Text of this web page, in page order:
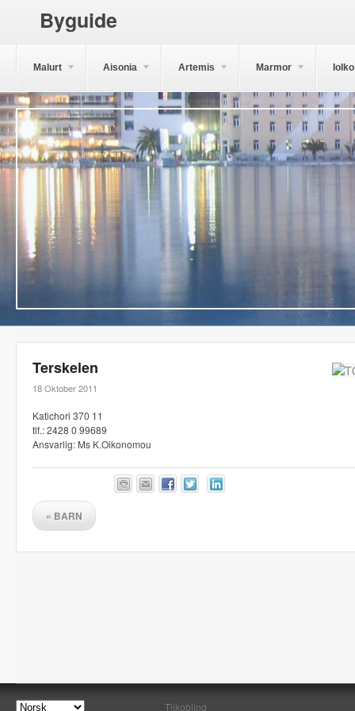
Byguide
Malurt Aisonia Artemis Marmor
Terskelen
18 Oktober 2011
Katichori 370 11
tlf.: 2428 0 99689
Ansvarlig: Ms K.Oikonomou
« BARN
Tilkobling